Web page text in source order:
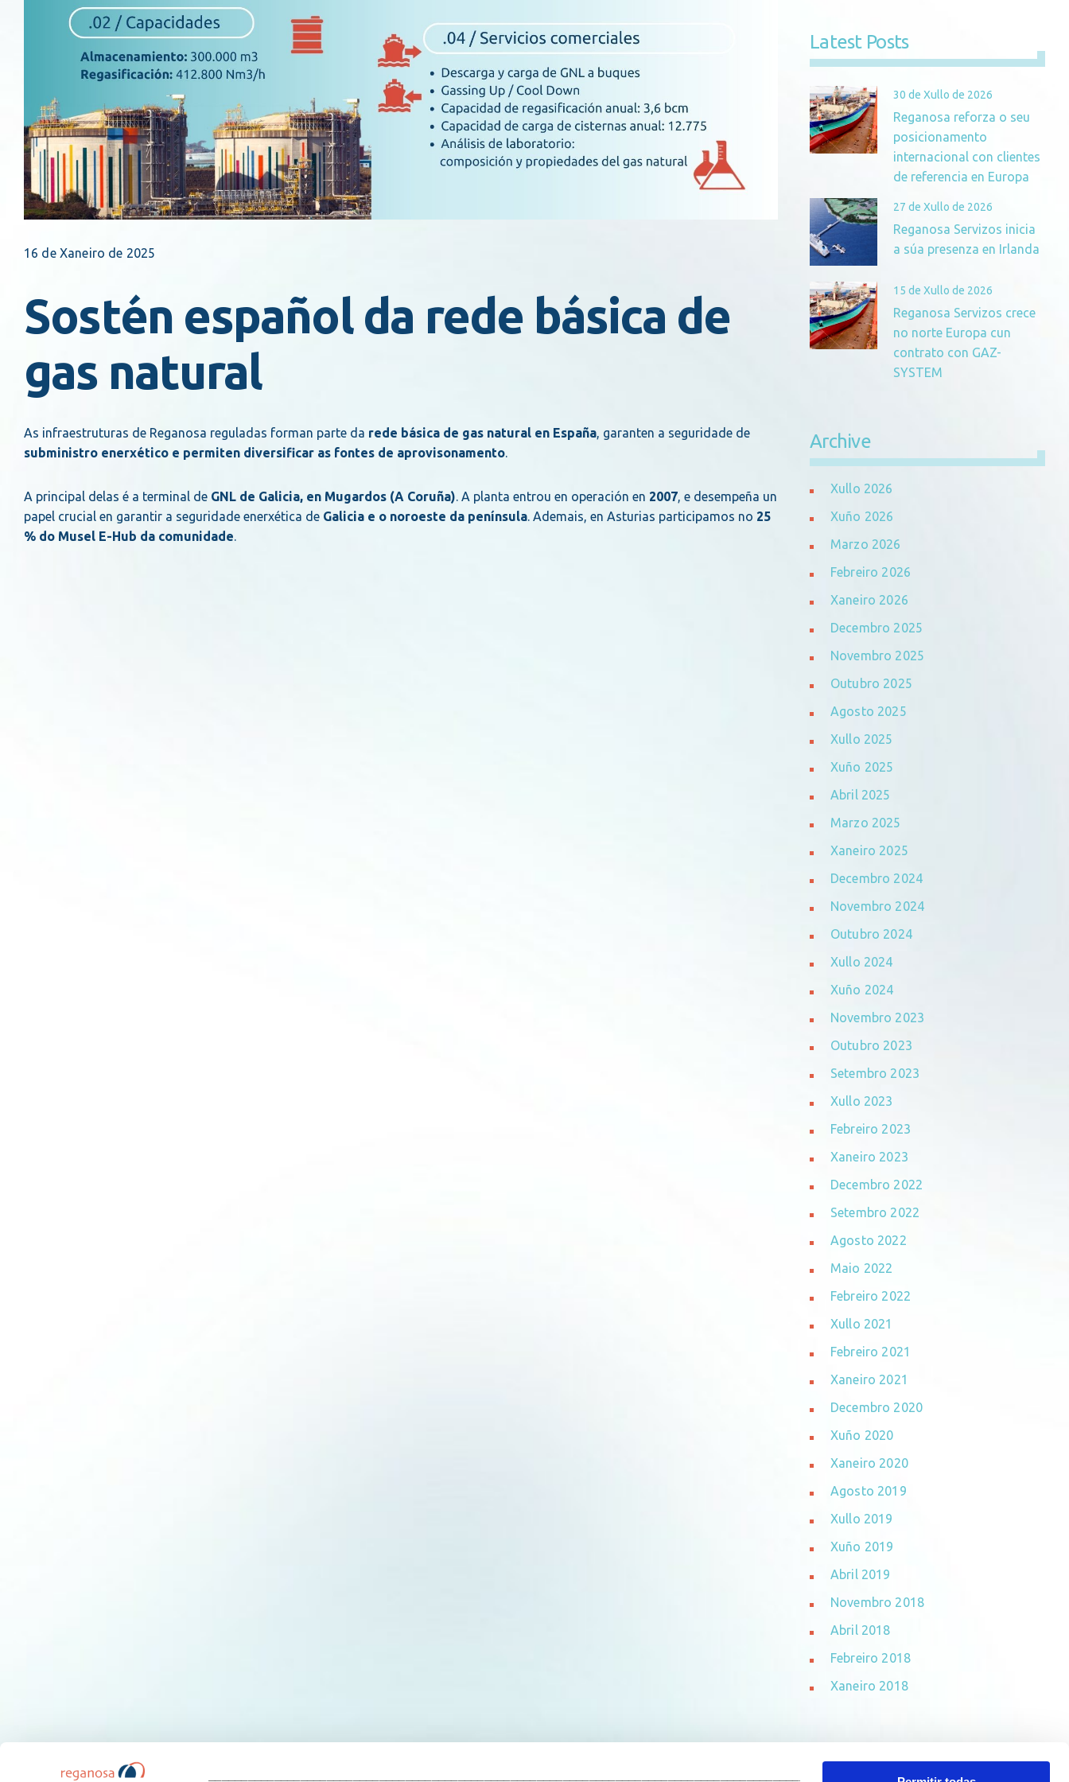
___________________________________________________________________________________________________________
16 de Xaneiro de 2025
Sostén español da rede básica de
gas natural
As infraestruturas de Reganosa reguladas forman parte da rede básica de gas natural en España, garanten a seguridade de
subministro enerxético e permiten diversificar as fontes de aprovisonamento.
A principal delas é a terminal de GNL de Galicia, en Mugardos (A Coruña). A planta entrou en operación en 2007, e desempeña un
papel crucial en garantir a seguridade enerxética de Galicia e o noroeste da península. Ademais, en Asturias participamos no 25
% do Musel E-Hub da comunidade.
Latest Posts
Reganosa reforza o seu
posicionamento
internacional con clientes
de referencia en Europa
30 de Xullo de 2026
Reganosa Servizos inicia
a súa presenza en Irlanda
27 de Xullo de 2026
Reganosa Servizos crece
no norte Europa cun
contrato con GAZ-
SYSTEM
15 de Xullo de 2026
Archive
Xullo 2026
Xuño 2026
Marzo 2026
Febreiro 2026
Xaneiro 2026
Decembro 2025
Novembro 2025
Outubro 2025
Agosto 2025
Xullo 2025
Xuño 2025
Abril 2025
Marzo 2025
Xaneiro 2025
Decembro 2024
Novembro 2024
Outubro 2024
Xullo 2024
Xuño 2024
Novembro 2023
Outubro 2023
Setembro 2023
Xullo 2023
Febreiro 2023
Xaneiro 2023
Decembro 2022
Setembro 2022
Agosto 2022
Maio 2022
Febreiro 2022
Xullo 2021
Febreiro 2021
Xaneiro 2021
Decembro 2020
Xuño 2020
Xaneiro 2020
Agosto 2019
Xullo 2019
Xuño 2019
Abril 2019
Novembro 2018
Abril 2018
Febreiro 2018
Xaneiro 2018